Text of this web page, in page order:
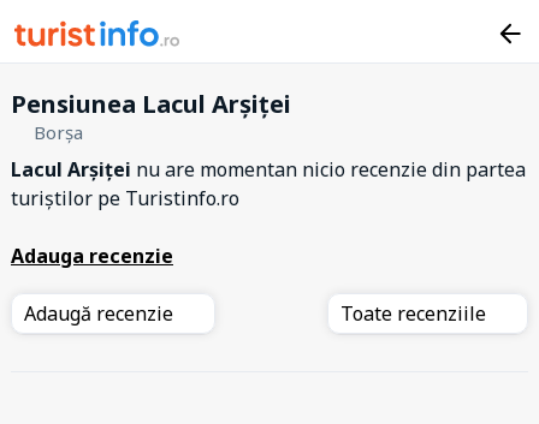
Pensiunea Lacul Arșiței
Borșa
Lacul Arșiței nu are momentan nicio recenzie din partea
turiștilor pe Turistinfo.ro
Adauga recenzie
Adaugă recenzie Toate recenziile